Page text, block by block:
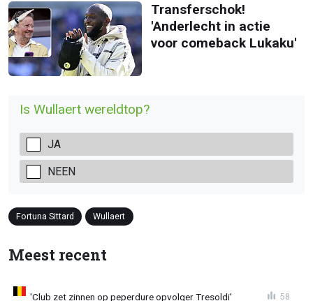
Transferschok!
'Anderlecht in actie
voor comeback Lukaku'
Is Wullaert wereldtop?
JA
NEEN
Fortuna Sittard Wullaert
Meest recent
'Club zet zinnen op peperdure opvolger Tresoldi' 58